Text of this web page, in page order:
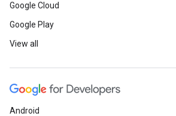
Google Cloud
Google Play
View all
Android